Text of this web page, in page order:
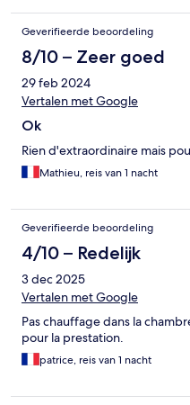
Geverifieerde beoordeling
8/10 – Zeer goed
29 feb 2024
Vertalen met Google
Ok
Rien d'extraordinaire mais
Mathieu, reis van 1 nacht
Geverifieerde beoordeling
4/10 – Redelijk
3 dec 2025
Vertalen met Google
Pas chauffage dans la
pour la prestation.
patrice, reis van 1 nacht